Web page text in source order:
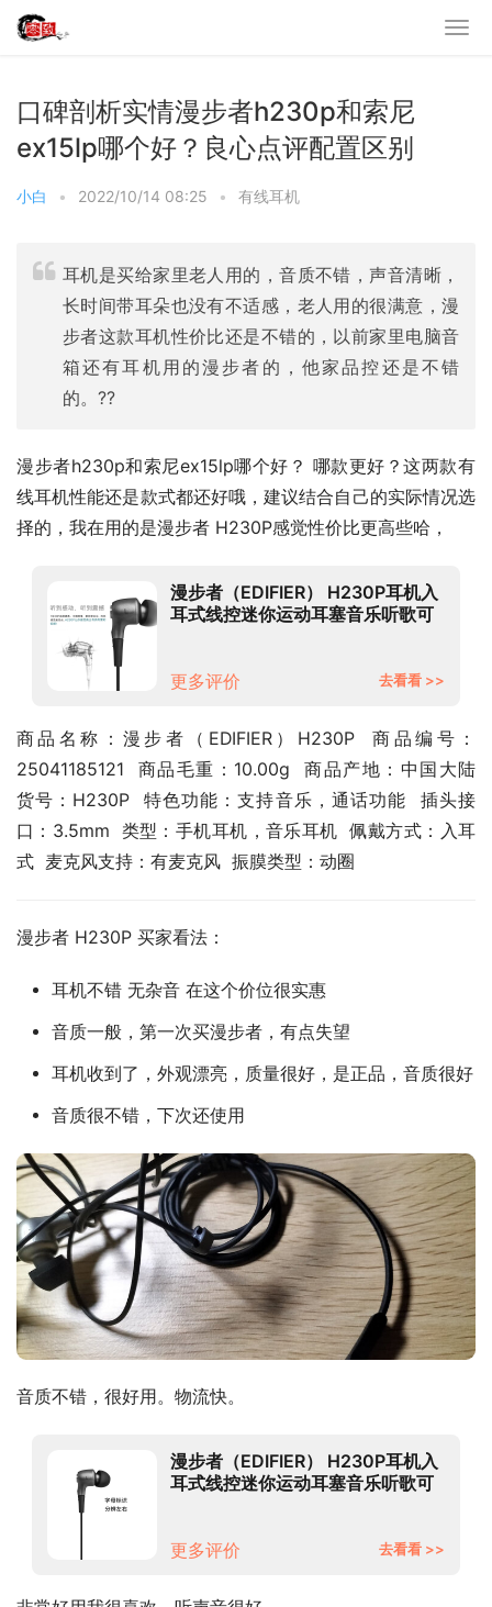
口碑剖析实情漫步者h230p和索尼
ex15lp哪个好？良心点评配置区别
小白 • 2022/10/14 08:25 • 有线耳机
耳机是买给家里老人用的，音质不错，声音清晰，
长时间带耳朵也没有不适感，老人用的很满意，漫
步者这款耳机性价比还是不错的，以前家里电脑音
箱还有耳机用的漫步者的，他家品控还是不错
的。??
漫步者h230p和索尼ex15lp哪个好？ 哪款更好？这两款有
线耳机性能还是款式都还好哦，建议结合自己的实际情况选
择的，我在用的是漫步者 H230P感觉性价比更高些哈，
漫步者（EDIFIER） H230P耳机入
耳式线控迷你运动耳塞音乐听歌可
更多评价 去看看 >>
商品名称：漫步者（EDIFIER）H230P  商品编号：
25041185121  商品毛重：10.00g  商品产地：中国大陆
货号：H230P  特色功能：支持音乐，通话功能  插头接
口：3.5mm  类型：手机耳机，音乐耳机  佩戴方式：入耳
式  麦克风支持：有麦克风  振膜类型：动圈
漫步者 H230P 买家看法：
耳机不错 无杂音 在这个价位很实惠
音质一般，第一次买漫步者，有点失望
耳机收到了，外观漂亮，质量很好，是正品，音质很好
音质很不错，下次还使用
音质不错，很好用。物流快。
漫步者（EDIFIER） H230P耳机入
耳式线控迷你运动耳塞音乐听歌可
更多评价 去看看 >>